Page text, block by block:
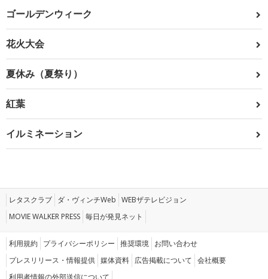
ゴールデンウィーク
花火大会
夏休み（夏祭り）
紅葉
イルミネーション
レタスクラブ ダ・ヴィンチWeb WEBザテレビジョン
MOVIE WALKER PRESS 毎日が発見ネット
利用規約 プライバシーポリシー 推奨環境 お問い合わせ
プレスリリース・情報提供 媒体資料 広告掲載について 会社概要